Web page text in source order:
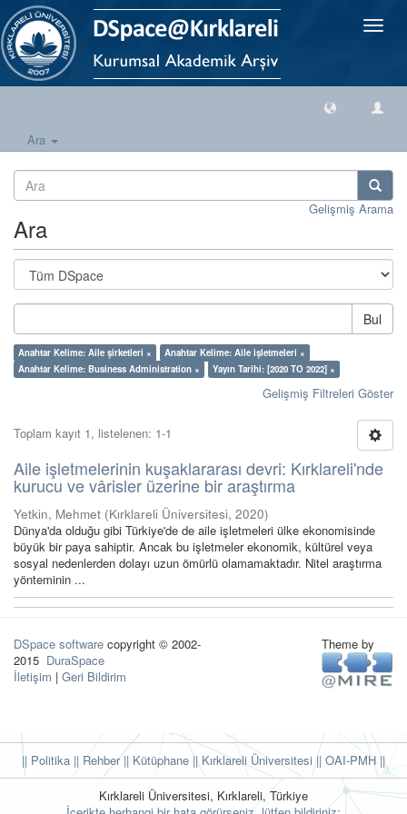
Geçiş
Ara
Gelişmiş Arama
Ara
Bul
Anahtar Kelime: Aile şirketleri ×
Anahtar Kelime: Aile işletmeleri ×
Anahtar Kelime: Business Administration ×
Yayın Tarihi: [2020 TO 2022] ×
Gelişmiş Filtreleri Göster
Toplam kayıt 1, listelenen: 1-1
Aile işletmelerinin kuşaklararası devri: Kırklareli'nde
kurucu ve vârisler üzerine bir araştırma
Yetkin, Mehmet (Kırklareli Üniversitesi, 2020)
Dünya'da olduğu gibi Türkiye'de de aile işletmeleri ülke ekonomisinde
büyük bir paya sahiptir. Ancak bu işletmeler ekonomik, kültürel veya
sosyal nedenlerden dolayı uzun ömürlü olamamaktadır. Nitel araştırma
yönteminin ...
DSpace software copyright © 2002-
2015 DuraSpace
İletişim | Geri Bildirim
Theme by
|| Politika || Rehber|| Kütüphane || Kırklareli Üniversitesi || OAI-PMH ||
Kırklareli Üniversitesi, Kırklareli, Türkiye